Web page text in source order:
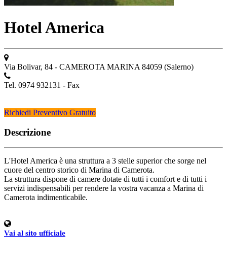
Hotel America
Via Bolivar, 84 - CAMEROTA MARINA 84059 (Salerno)
Tel. 0974 932131 - Fax
Richiedi Preventivo Gratuito
Descrizione
L'Hotel America è una struttura a 3 stelle superior che sorge nel
cuore del centro storico di Marina di Camerota.
La struttura dispone di camere dotate di tutti i comfort e di tutti i
servizi indispensabili per rendere la vostra vacanza a Marina di
Camerota indimenticabile.
Vai al sito ufficiale